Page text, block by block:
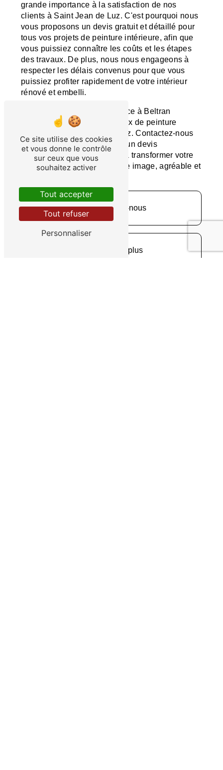
grande importance à la satisfaction de nos
clients à Saint Jean de Luz. C'est pourquoi nous
vous proposons un devis gratuit et détaillé pour
tous vos projets de peinture intérieure, afin que
vous puissiez connaître les coûts et les étapes
des travaux. De plus, nous nous engageons à
respecter les délais convenus pour que vous
puissiez profiter rapidement de votre intérieur
rénové et embelli.
N'hésitez plus, faites confiance à Beltran
Peinture pour tous vos travaux de peinture
intérieure à Saint Jean de Luz. Contactez-nous
dès aujourd'hui pour obtenir un devis
personnalisé et commencer à transformer votre
intérieur en un espace à votre image, agréable et
En savoir plus
Contactez-nous
Ce site utilise des cookies
et vous donne le contrôle
sur ceux que vous
souhaitez activer
Tout accepter
Tout refuser
Personnaliser